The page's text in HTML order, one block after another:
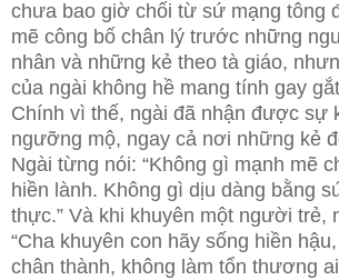
chưa bao giờ chối từ sứ mạng tông
mẽ công bố chân lý trước những
nhân và những kẻ theo tà giáo,
của ngài không hề mang tính gay
Chính vì thế, ngài đã nhận được sự
ngưỡng mộ, ngay cả nơi những kẻ
Ngài từng nói: “Không gì mạnh mẽ
hiền lành. Không gì dịu dàng bằng
thực.” Và khi khuyên một người trẻ,
“Cha khuyên con hãy sống hiền
chân thành, không làm tổn thương